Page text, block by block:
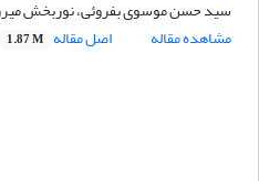
سید حسن موسوی بفروئی، نوربخش
مشاهده مقاله
اصل مقاله 1.87 M